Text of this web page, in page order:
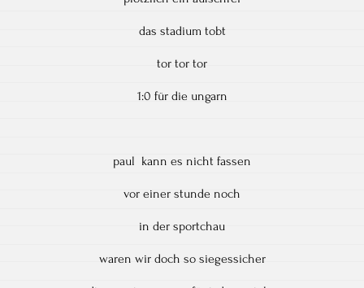
das stadium tobt
tor tor tor
1:0 für die ungarn
paul kann es nicht fassen
vor einer stunde noch
in der sportchau
waren wir doch so siegessicher